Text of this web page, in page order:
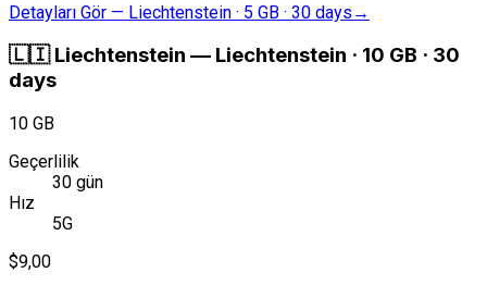
Detayları Gör — Liechtenstein · 5 GB · 30 days →
🇱🇮 Liechtenstein — Liechtenstein · 10 GB · 30
days
10 GB
Geçerlilik
30 gün
Hız
5G
$9,00